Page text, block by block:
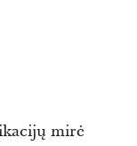
mirė